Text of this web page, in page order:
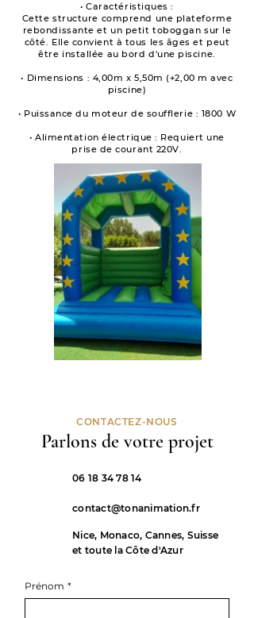
• Caractéristiques :
Cette structure comprend une plateforme
rebondissante et un petit toboggan sur le
côté. Elle convient à tous les âges et peut
être installée au bord d'une piscine.
• Dimensions : 4,00m x 5,50m (+2,00 m avec
piscine)
• Puissance du moteur de soufflerie : 1800 W
• Alimentation électrique : Requiert une
prise de courant 220V.
CONTACTEZ-NOUS
Parlons de votre projet
06 18 34 78 14
contact@tonanimation.fr
Nice, Monaco, Cannes, Suisse
et toute la Côte d'Azur
Prénom *